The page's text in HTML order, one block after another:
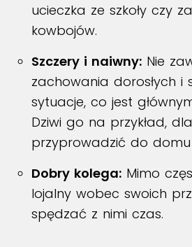
ucieczka ze szkoły czy
kowbojów.
Szczery i naiwny: Nie
zachowania dorosłych i
sytuacje, co jest
Dziwi go na przykład,
przyprowadzić do domu
Dobry kolega: Mimo
lojalny wobec swoich
spędzać z nimi czas.